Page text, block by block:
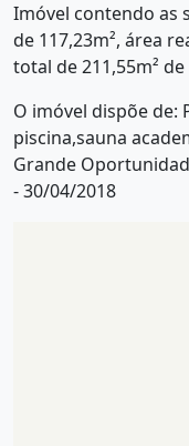
Imóvel contendo as
de 117,23m², área
total de 211,55m²
O imóvel dispõe de:
piscina,sauna
Grande
- 30/04/2018